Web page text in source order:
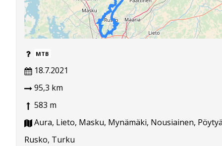
MTB
18.7.2021
95,3 km
583 m
Aura, Lieto, Masku, Mynämäki, Nousiainen,
Rusko, Turku